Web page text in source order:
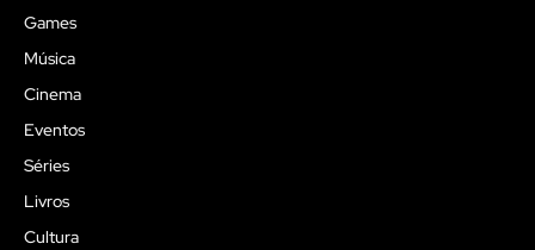
Games
Música
Cinema
Eventos
Séries
Livros
Cultura